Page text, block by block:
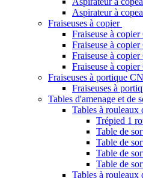
Aspirateur à
Fraiseuses à copier
Fraiseuse à
Fraiseuse à
Fraiseuse à
Fraiseuse à
Fraiseuses à portique
Fraiseuses à
Tables d'amenage et de
Tables à rouleaux
Trépied 1
Table de
Table de
Table de
Table de
Tables à rouleaux